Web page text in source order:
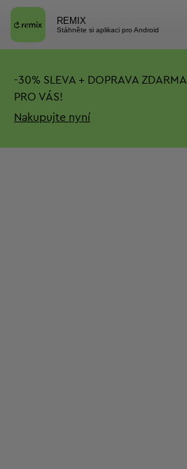
REMIX
Stáhněte si aplikaci pro Android
-30% SLEVA + DOPRAVA ZDARMA
PRO VÁS!
Nakupujte nyní